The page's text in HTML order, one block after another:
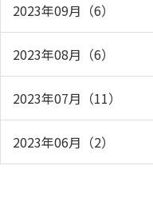
2023年09月（6）
2023年08月（6）
2023年07月（11）
2023年06月（2）